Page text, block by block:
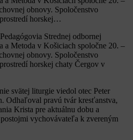
obnovy. Spoločenstvo
horskej…
Strednej odbornej
a Metoda v Košiciach spoločne 20. –
obnovy. Spoločenstvo
horskej chaty Čergov v
svätej liturgie viedol otec Peter
Odhaľoval pravú tvár kresťanstva,
Krista pre aktuálnu dobu a
vychovávateľa k zvereným